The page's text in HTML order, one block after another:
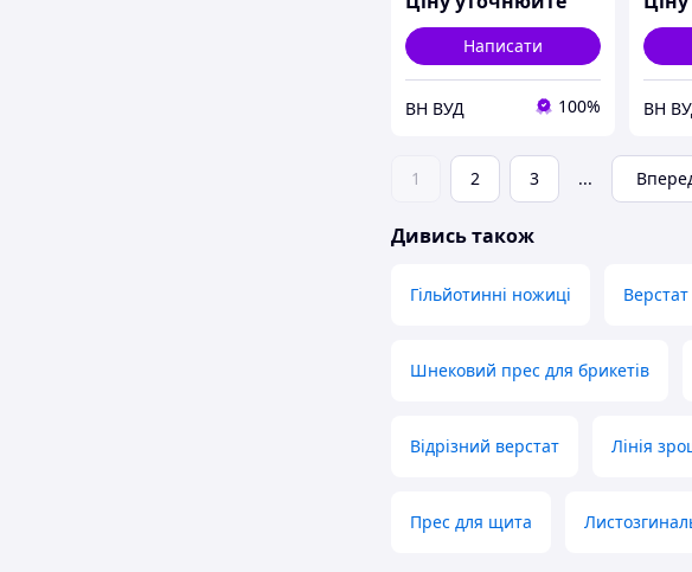
Написати
ВН ВУД 100% ВН
1 2 3 ...
Дивись також
Гільйотинні ножиці
Шнековий прес для брикетів
Відрізний верстат Лінія
Прес для щита